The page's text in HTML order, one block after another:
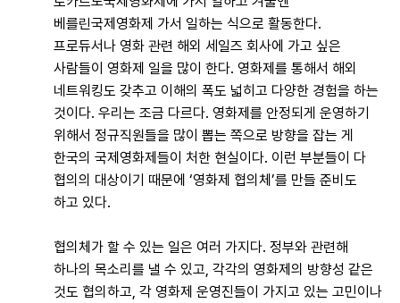
베를린국제영화제 가서 일하는 식으로 활동한다.
프로듀서나 영화 관련 해외 세일즈 회사에 가고 싶은
사람들이 영화제 일을 많이 한다. 영화제를 통해서 해외
네트워킹도 갖추고 이해의 폭도 넓히고 다양한 경험을 하는
것이다. 우리는 조금 다르다. 영화제를 안정되게 운영하기
위해서 정규직원들을 많이 뽑는 쪽으로 방향을 잡는 게
한국의 국제영화제들이 처한 현실이다. 이런 부분들이 다
협의의 대상이기 때문에 ‘영화제 협의체’를 만들 준비도
하고 있다.
협의체가 할 수 있는 일은 여러 가지다. 정부와 관련해
하나의 목소리를 낼 수 있고, 각각의 영화제의 방향성 같은
것도 협의하고, 각 영화제 운영진들이 가지고 있는 고민이나